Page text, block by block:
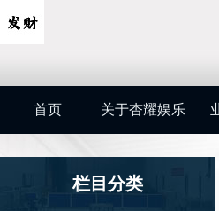
首页 关于杏耀娱乐
栏目分类